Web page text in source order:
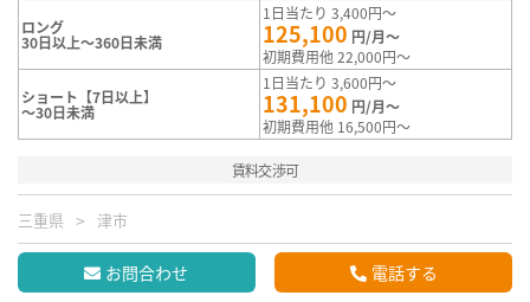
ロング
30日以上～360日未満
1日当たり 3,400円～
125,100 円/月～
初期費用他 22,000円～
ショート【7日以上】
～30日未満
1日当たり 3,600円～
131,100 円/月～
初期費用他 16,500円～
賃料交渉可
三重県 津市
お問合わせ 電話する